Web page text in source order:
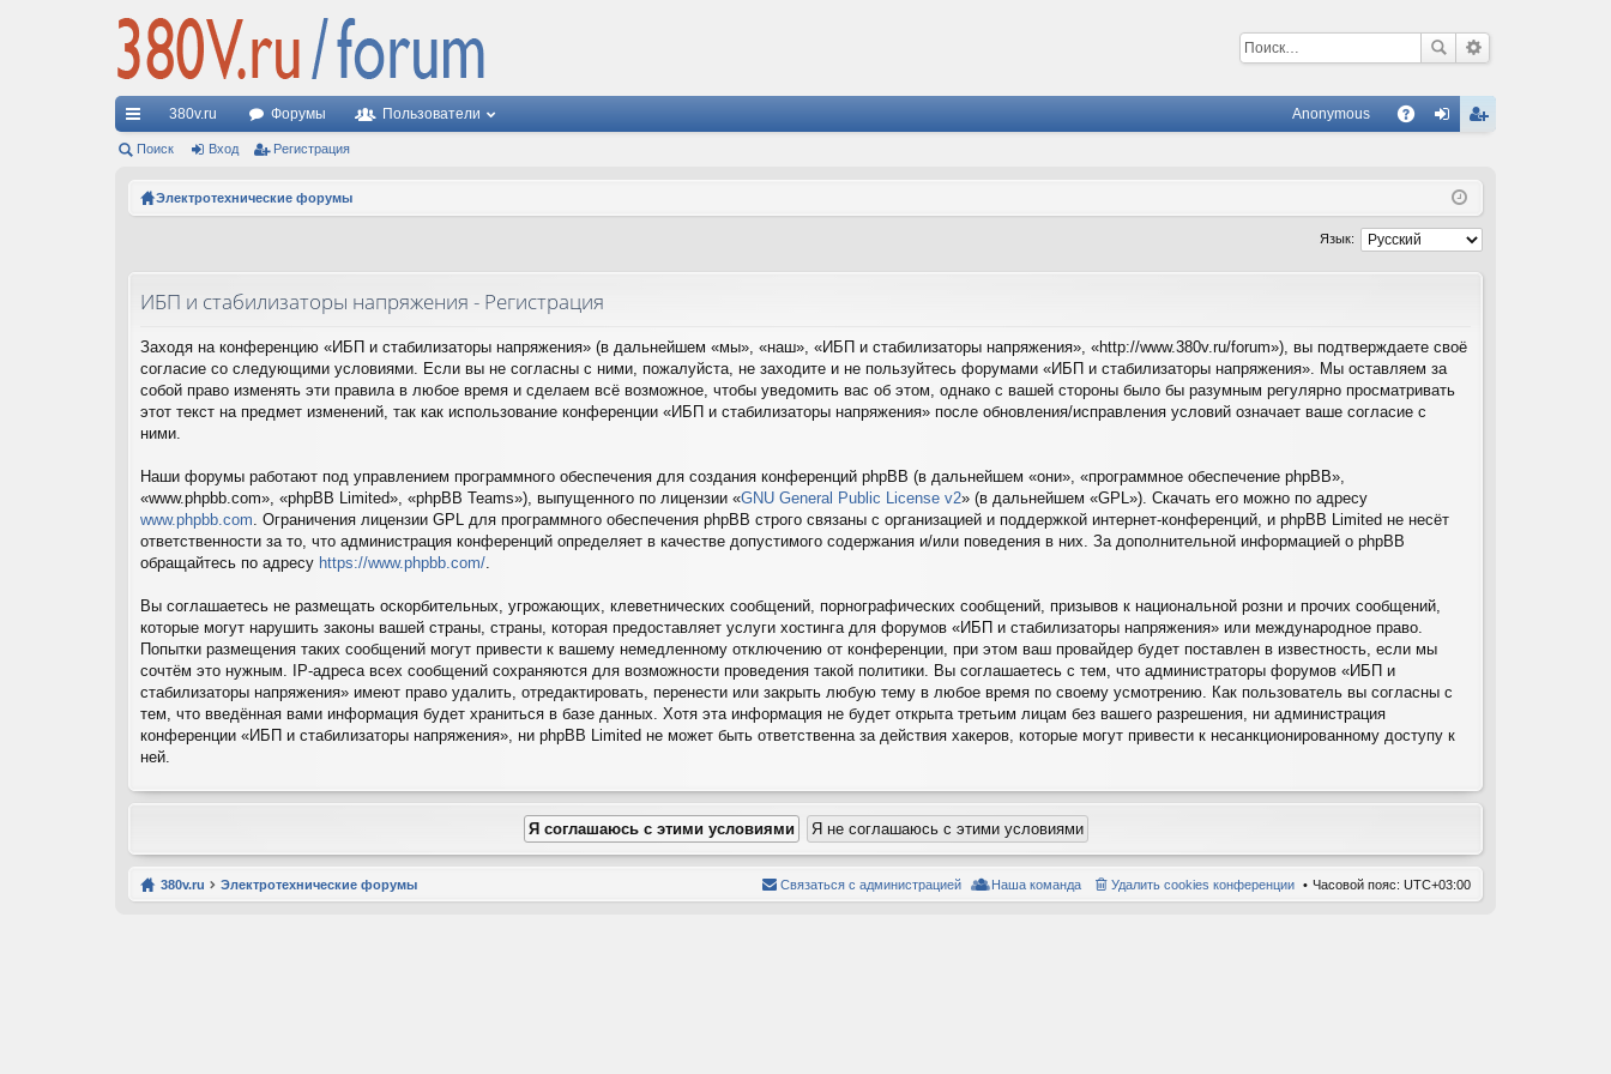
С
с
380v.ru Форумы Пользователи Anonymous
ис
Поиск Вход Регистрация
Электротехнические форумы
Язык:
ИБП и стабилизаторы напряжения - Регистрация
Заходя на конференцию «ИБП и стабилизаторы напряжения» (в дальнейшем «мы», «наш», «ИБП и стабилизаторы напряжения», «http://www.380v.ru/forum»), вы подтверждаете своё
согласие со следующими условиями. Если вы не согласны с ними, пожалуйста, не заходите и не пользуйтесь форумами «ИБП и стабилизаторы напряжения». Мы оставляем за
собой право изменять эти правила в любое время и сделаем всё возможное, чтобы уведомить вас об этом, однако с вашей стороны было бы разумным регулярно просматривать
этот текст на предмет изменений, так как использование конференции «ИБП и стабилизаторы напряжения» после обновления/исправления условий означает ваше согласие с
ними.
Наши форумы работают под управлением программного обеспечения для создания конференций phpBB (в дальнейшем «они», «программное обеспечение phpBB»,
«www.phpbb.com», «phpBB Limited», «phpBB Teams»), выпущенного по лицензии «GNU General Public License v2» (в дальнейшем «GPL»). Скачать его можно по адресу
www.phpbb.com. Ограничения лицензии GPL для программного обеспечения phpBB строго связаны с организацией и поддержкой интернет-конференций, и phpBB Limited не несёт
ответственности за то, что администрация конференций определяет в качестве допустимого содержания и/или поведения в них. За дополнительной информацией о phpBB
обращайтесь по адресу https://www.phpbb.com/.
Вы соглашаетесь не размещать оскорбительных, угрожающих, клеветнических сообщений, порнографических сообщений, призывов к национальной розни и прочих сообщений,
которые могут нарушить законы вашей страны, страны, которая предоставляет услуги хостинга для форумов «ИБП и стабилизаторы напряжения» или международное право.
Попытки размещения таких сообщений могут привести к вашему немедленному отключению от конференции, при этом ваш провайдер будет поставлен в известность, если мы
сочтём это нужным. IP-адреса всех сообщений сохраняются для возможности проведения такой политики. Вы соглашаетесь с тем, что администраторы форумов «ИБП и
стабилизаторы напряжения» имеют право удалить, отредактировать, перенести или закрыть любую тему в любое время по своему усмотрению. Как пользователь вы согласны с
тем, что введённая вами информация будет храниться в базе данных. Хотя эта информация не будет открыта третьим лицам без вашего разрешения, ни администрация
конференции «ИБП и стабилизаторы напряжения», ни phpBB Limited не может быть ответственна за действия хакеров, которые могут привести к несанкционированному доступу к
ней.
380v.ru Электротехнические форумы Часовой пояс: UTC+03:00
Удалить cookies конференции
Наша команда
Связаться с администрацией